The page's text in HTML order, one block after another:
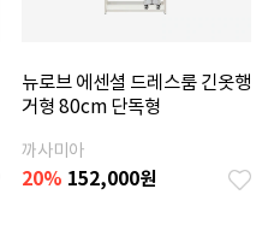
뉴로브 에센셜 드레스룸 긴옷행
거형 80cm 단독형
까사미아
20% 152,000원